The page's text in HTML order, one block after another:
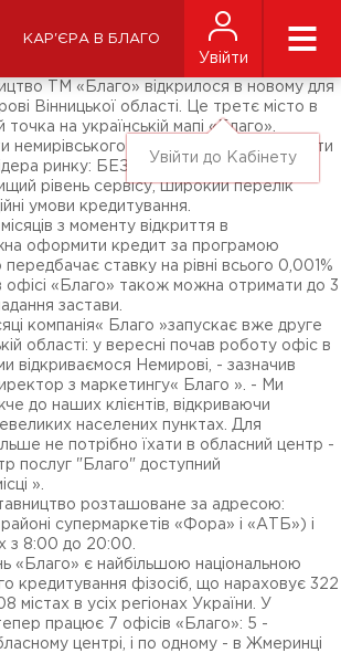
КАР'ЄРА В БЛАГО
Увійти
Увійти до Кабінету
ТМ «Благо» відкрилося в новому для
Вінницької області. Це третє місто в
точка на українській мапі «Благо».
немирівського відділення можуть оцінити
ринку: БЕЗПРЕЦЕДЕНТНІ ставки
рівень сервісу, широкий перелік
умови кредитування.
з моменту відкриття в
оформити кредит за програмою
ставку на рівні всього 0,001%
офісі «Благо» також можна отримати до 3
застави.
компанія« Благо »запускає вже друге
області: у вересні почав роботу офіс в
відкриваємося Немирові, - зазначив
з маркетингу« Благо ». - Ми
до наших клієнтів, відкриваючи
населених пунктах. Для
не потрібно їхати в обласний центр -
послуг "Благо" доступний
».
розташоване за адресою:
супермаркетів «Фора» і «АТБ») і
з 8:00 до 20:00.
«Благо» є найбільшою національною
кредитування фізосіб, що нараховує 322
містах в усіх регіонах України. У
тепер працює 7 офісів «Благо»: 5 -
центрі, і по одному - в Жмеринці